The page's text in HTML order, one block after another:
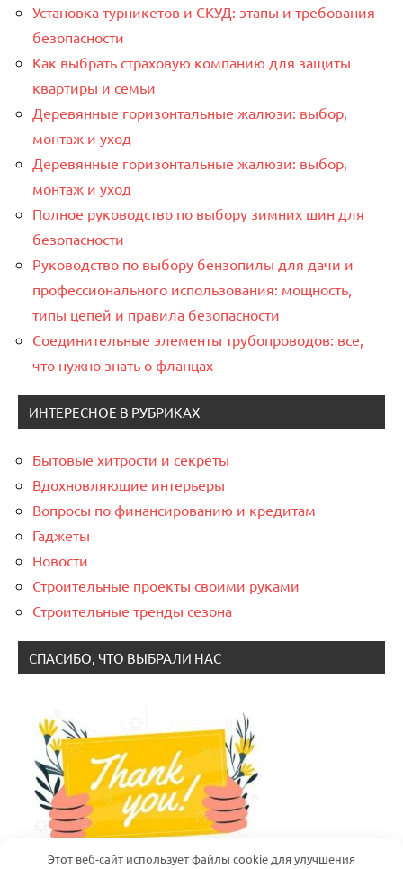
Установка турникетов и СКУД: этапы и требования
безопасности
Как выбрать страховую компанию для защиты
квартиры и семьи
Деревянные горизонтальные жалюзи: выбор,
монтаж и уход
Деревянные горизонтальные жалюзи: выбор,
монтаж и уход
Полное руководство по выбору зимних шин для
безопасности
Руководство по выбору бензопилы для дачи и
профессионального использования: мощность,
типы цепей и правила безопасности
Соединительные элементы трубопроводов: все,
что нужно знать о фланцах
ИНТЕРЕСНОЕ В РУБРИКАХ
Бытовые хитрости и секреты
Вдохновляющие интерьеры
Вопросы по финансированию и кредитам
Гаджеты
Новости
Строительные проекты своими руками
Строительные тренды сезона
СПАСИБО, ЧТО ВЫБРАЛИ НАС
Этот веб-сайт использует файлы cookie для улучшения